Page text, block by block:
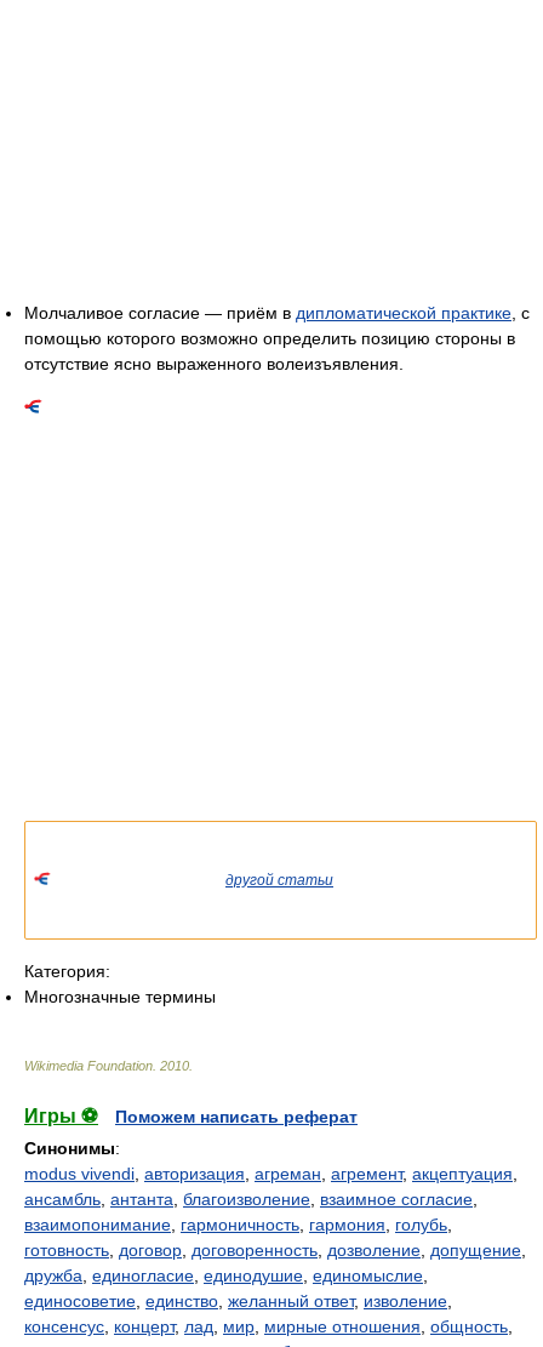
Молчаливое согласие — приём в дипломатической практике , с
помощью которого возможно определить позицию стороны в
отсутствие ясно выраженного волеизъявления.
другой статьи
Категория:
Многозначные термины
Wikimedia Foundation 2010
Игры ⚽
Поможем написать реферат
Синонимы:
modus vivendi авторизация агреман агремент, акцептуация
ансамбль антанта благоизволение взаимное согласие
взаимопонимание гармоничность гармония голубь
готовность договор договоренность дозволение допущение
дружба единогласие единодушие единомыслие
единосоветие единство желанный ответ, изволение
консенсус концерт, лад мир мирные отношения общность